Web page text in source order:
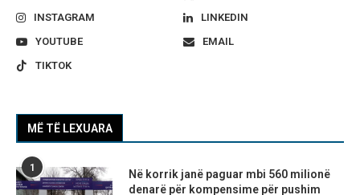
INSTAGRAM
LINKEDIN
YOUTUBE
EMAIL
TIKTOK
MË TË LEXUARA
1
Në korrik janë paguar mbi 560 milionë
denarë për kompensime për pushim